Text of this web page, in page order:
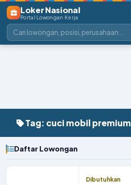
Loker Nasional
Portal Lowongan Kerja
Tag: cuci mobil premium
Daftar Lowongan
Dibutuhkan